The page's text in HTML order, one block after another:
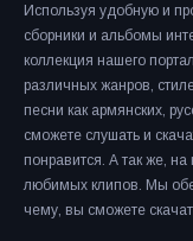
Используя удобную и
сборники и альбомы
коллекция нашего
различных жанров,
песни как армянских,
сможете слушать и
понравится. А так же,
любимых клипов. Мы
чему, вы сможете